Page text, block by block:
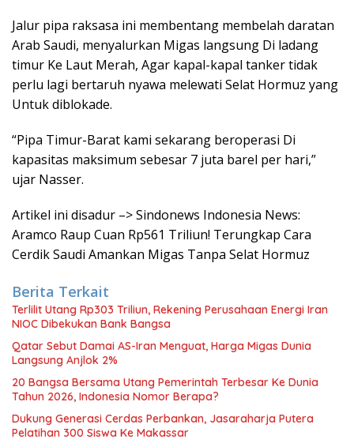
Jalur pipa raksasa ini membentang membelah daratan
Arab Saudi, menyalurkan Migas langsung Di ladang
timur Ke Laut Merah, Agar kapal-kapal tanker tidak
perlu lagi bertaruh nyawa melewati Selat Hormuz yang
Untuk diblokade.
“Pipa Timur-Barat kami sekarang beroperasi Di
kapasitas maksimum sebesar 7 juta barel per hari,”
ujar Nasser.
Artikel ini disadur –> Sindonews Indonesia News:
Aramco Raup Cuan Rp561 Triliun! Terungkap Cara
Cerdik Saudi Amankan Migas Tanpa Selat Hormuz
Berita Terkait
Terlilit Utang Rp303 Triliun, Rekening Perusahaan Energi Iran
NIOC Dibekukan Bank Bangsa
Qatar Sebut Damai AS-Iran Menguat, Harga Migas Dunia
Langsung Anjlok 2%
20 Bangsa Bersama Utang Pemerintah Terbesar Ke Dunia
Tahun 2026, Indonesia Nomor Berapa?
Dukung Generasi Cerdas Perbankan, Jasaraharja Putera
Pelatihan 300 Siswa Ke Makassar